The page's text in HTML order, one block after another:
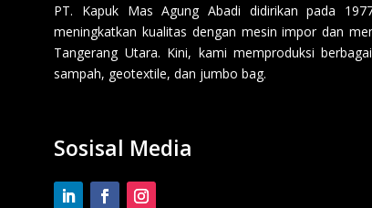
PT. Kapuk Mas Agung Abadi didirikan pada
meningkatkan kualitas dengan mesin impor dan
Tangerang Utara. Kini, kami memproduksi
sampah, geotextile, dan jumbo bag.
Sosisal Media